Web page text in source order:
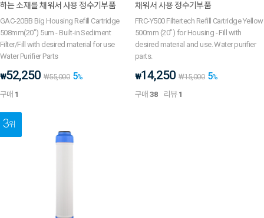
하는 소재를 채워서 사용 정수기부품
GAC-20BB Big Housing Refill Cartridge
508mm(20") 5um - Built-in Sediment
Filter/Fill with desired material for use
Water Purifier Parts
₩52,250 ₩55,000 5%
구매 1
채워서 사용 정수기부품
FRC-Y500 Filtertech Refill Cartridge Yellow
500mm (20") for Housing - Fill with
desired material and use. Water purifier
parts.
₩14,250 ₩15,000 5%
구매38 리뷰 1
3위